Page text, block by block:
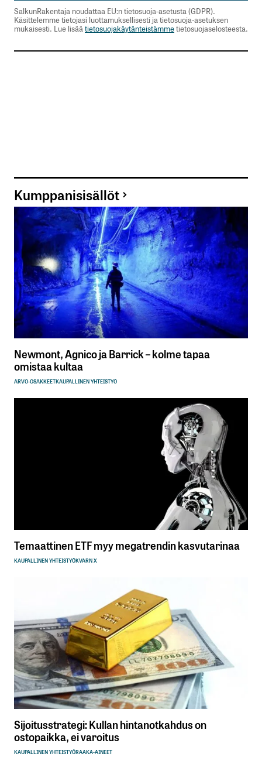
SalkunRakentaja noudattaa EU:n tietosuoja-asetusta (GDPR).
Käsittelemme tietojasi luottamuksellisesti ja tietosuoja-asetuksen
mukaisesti. Lue lisää tietosuojakäytänteistämmetietosuojaselosteesta.
Kumppanisisällöt
Newmont, Agnico ja Barrick – kolme tapaa
omistaa kultaa
ARVO-OSAKKEETKAUPALLINEN YHTEISTYÖ
Temaattinen ETF myy megatrendin kasvutarinaa
KAUPALLINEN YHTEISTYÖKVARN X
Sijoitusstrategi: Kullan hintanotkahdus on
ostopaikka, ei varoitus
KAUPALLINEN YHTEISTYÖRAAKA-AINEET